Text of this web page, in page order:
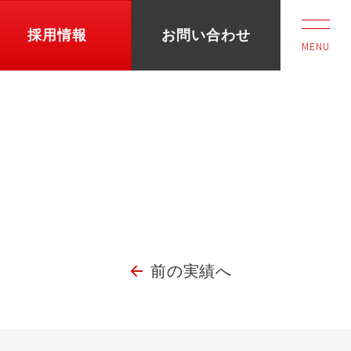
採用情報 お問い合わせ
MENU
前の実績へ